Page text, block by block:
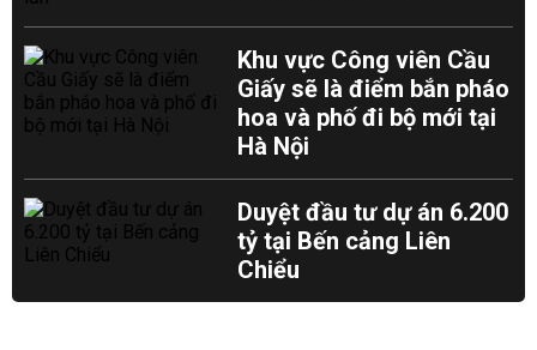
Khu vực Công viên Cầu
Giấy sẽ là điểm bắn pháo
hoa và phố đi bộ mới tại
Hà Nội
Duyệt đầu tư dự án 6.200
tỷ tại Bến cảng Liên
Chiểu